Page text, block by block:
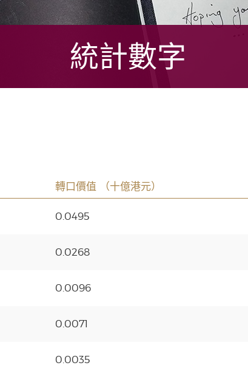
統計數字
轉口價值 （十億港元）
0.0495
0.0268
0.0096
0.0071
0.0035